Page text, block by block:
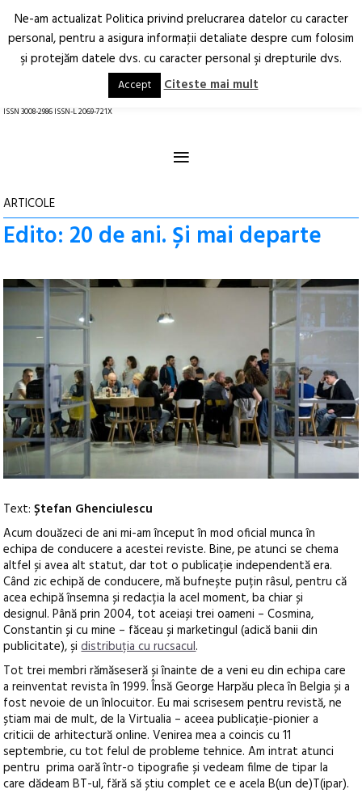
Arhitectură.
Oraș.
RO EN
ISSN 3008-2986 ISSN-L 2069-721X
≡
ARTICOLE
Edito: 20 de ani. Și mai departe
Text:Ștefan Ghenciulescu
Acum douăzeci de ani mi-am început în mod oficial munca în
echipa de conducere a acestei reviste. Bine, pe atunci se chema
altfel și avea alt statut, dar tot o publicație independentă era.
Când zic echipă de conducere, mă bufnește puțin râsul, pentru că
acea echipă însemna și redacția la acel moment, ba chiar și
designul. Până prin 2004, tot aceiași trei oameni – Cosmina,
Constantin și cu mine – făceau și marketingul (adică banii din
publicitate), șidistribuția cu rucsacul.
Tot trei membri rămăseseră și înainte de a veni eu din echipa care
a reinventat revista în 1999. Însă George Harpău pleca în Belgia și a
fost nevoie de un înlocuitor. Eu mai scrisesem pentru revistă, ne
știam mai de mult, de la Virtualia – aceea publicație-pionier a
criticii de arhitectură online. Venirea mea a coincis cu 11
septembrie, cu tot felul de probleme tehnice. Am intrat atunci
pentru prima oară într-o tipografie și vedeam filme de tipar la
care dădeam BT-ul, fără să știu complet ce e acela B(un de)T(ipar).
Ne-am actualizat Politica privind prelucrarea datelor cu caracter
personal, pentru a asigura informaţii detaliate despre cum folosim
şi protejăm datele dvs. cu caracter personal şi drepturile dvs.
Accept Citeste mai mult